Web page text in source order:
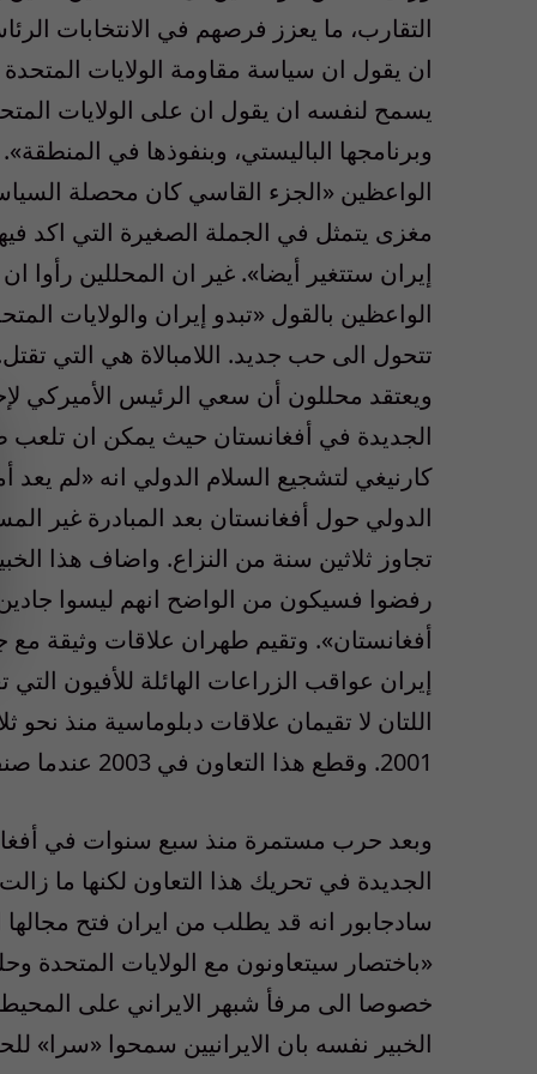
التقارب، ما يعزز فرصهم في الانتخابات
ان يقول ان سياسة مقاومة الولايات المتحدة
يسمح لنفسه ان يقول ان على الولايات
وبرنامجها الباليستي، وبنفوذها في
الواعظين «الجزء القاسي كان محصلة
مغزى يتمثل في الجملة الصغيرة التي اكد
إيران ستتغير أيضا». غير ان المحللين
الواعظين بالقول «تبدو إيران والولايات
تتحول الى حب جديد. اللامبالاة هي التي
ويعتقد محللون أن سعي الرئيس الأميركي
الجديدة في أفغانستان حيث يمكن ان تلعب
كارنيغي لتشجيع السلام الدولي انه «لم يعد
الدولي حول أفغانستان بعد المبادرة غير
تجاوز ثلاثين سنة من النزاع. واضاف هذا
رفضوا فسيكون من الواضح انهم ليسوا
أفغانستان». وتقيم طهران علاقات وثيقة مع
إيران عواقب الزراعات الهائلة للأفيون
2001. وقطع هذا التعاون في 2003 عندما صنف الرئيس جورج بوش ايران بين «دول محور الشر».
وبعد حرب مستمرة منذ سبع سنوات في
الجديدة في تحريك هذا التعاون لكنها ما
سادجابور انه قد يطلب من ايران فتح
«باختصار سيتعاونون مع الولايات المتحدة
خصوصا الى مرفأ شبهر الايراني على المحيط
الخبير نفسه بان الايرانيين سمحوا «سرا»